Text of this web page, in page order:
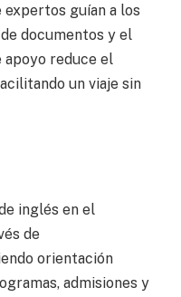
guían a los
documentos y el
apoyo reduce el
un viaje sin
inglés en el
de
orientación
admisiones y